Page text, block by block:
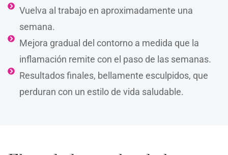
Vuelva al trabajo en aproximadamente una
semana.
Mejora gradual del contorno a medida que la
inflamación remite con el paso de las semanas.
Resultados finales, bellamente esculpidos, que
perduran con un estilo de vida saludable.